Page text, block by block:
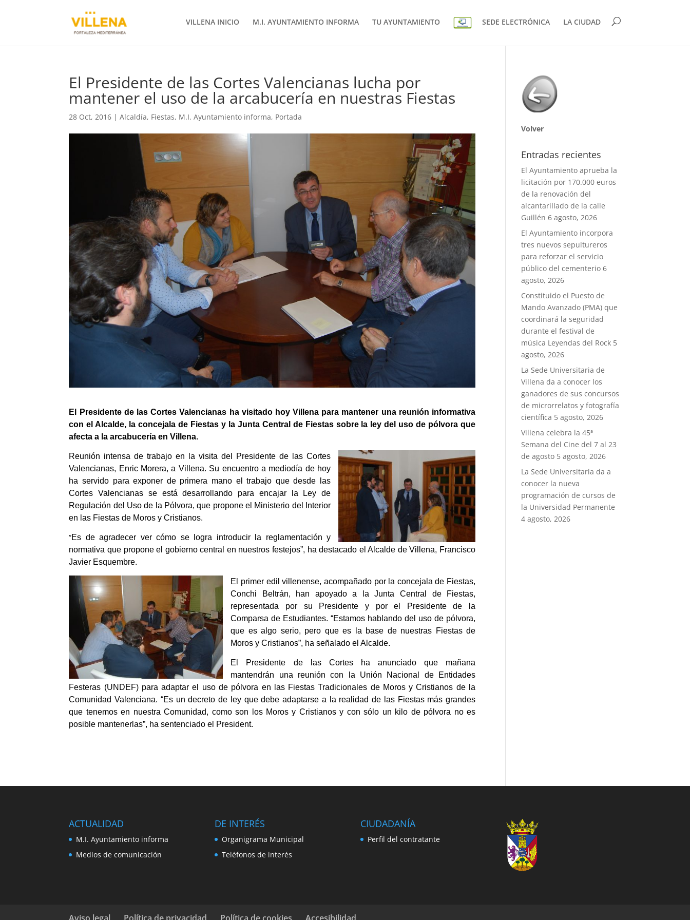
VILLENA INICIO M.I. AYUNTAMIENTO INFORMA TU AYUNTAMIENTO SEDE ELECTRÓNICA LA CIUDAD
El Presidente de las Cortes Valencianas lucha por
mantener el uso de la arcabucería en nuestras Fiestas
28 Oct, 2016 |Alcaldía, Fiestas, M.I. Ayuntamiento informa, Portada
El Presidente de las Cortes Valencianas ha visitado hoy Villena para mantener una reunión informativa
con el Alcalde, la concejala de Fiestas y la Junta Central de Fiestas sobre la ley del uso de pólvora que
afecta a la arcabucería en Villena.
Reunión intensa de trabajo en la visita del Presidente de las Cortes
Valencianas, Enric Morera, a Villena. Su encuentro a mediodía de hoy
ha servido para exponer de primera mano el trabajo que desde las
Cortes Valencianas se está desarrollando para encajar la Ley de
Regulación del Uso de la Pólvora, que propone el Ministerio del Interior
en las Fiestas de Moros y Cristianos.
“Es de agradecer ver cómo se logra introducir la reglamentación y
normativa que propone el gobierno central en nuestros festejos”, ha destacado el Alcalde de Villena, Francisco
Javier Esquembre.
El primer edil villenense, acompañado por la concejala de Fiestas,
Conchi Beltrán, han apoyado a la Junta Central de Fiestas,
representada por su Presidente y por el Presidente de la
Comparsa de Estudiantes. “Estamos hablando del uso de pólvora,
que es algo serio, pero que es la base de nuestras Fiestas de
Moros y Cristianos”, ha señalado el Alcalde.
El Presidente de las Cortes ha anunciado que mañana
mantendrán una reunión con la Unión Nacional de Entidades
Festeras (UNDEF) para adaptar el uso de pólvora en las Fiestas Tradicionales de Moros y Cristianos de la
Comunidad Valenciana. “Es un decreto de ley que debe adaptarse a la realidad de las Fiestas más grandes
que tenemos en nuestra Comunidad, como son los Moros y Cristianos y con sólo un kilo de pólvora no es
posible mantenerlas”, ha sentenciado el President.
Volver
Entradas recientes
El Ayuntamiento aprueba la
licitación por 170.000 euros
de la renovación del
alcantarillado de la calle
Guillén 6 agosto, 2026
El Ayuntamiento incorpora
tres nuevos sepultureros
para reforzar el servicio
público del cementerio 6
agosto, 2026
Constituido el Puesto de
Mando Avanzado (PMA) que
coordinará la seguridad
durante el festival de
música Leyendas del Rock 5
agosto, 2026
La Sede Universitaria de
Villena da a conocer los
ganadores de sus concursos
de microrrelatos y fotografía
científica 5 agosto, 2026
Villena celebra la 45ª
Semana del Cine del 7 al 23
de agosto 5 agosto, 2026
La Sede Universitaria da a
conocer la nueva
programación de cursos de
la Universidad Permanente
4 agosto, 2026
ACTUALIDAD
M.I. Ayuntamiento informa
Medios de comunicación
DE INTERÉS
Organigrama Municipal
Teléfonos de interés
CIUDADANÍA
Perfil del contratante